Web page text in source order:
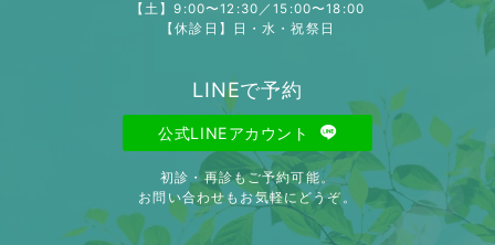
【土】9:00〜12:30／15:00〜18:00
【休診日】日・水・祝祭日
LINEで予約
公式LINEアカウント
初診・再診もご予約可能。
お問い合わせもお気軽にどうぞ。